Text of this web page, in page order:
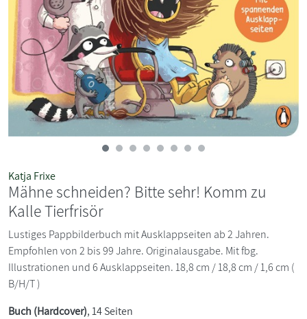
Katja Frixe
Mähne schneiden? Bitte sehr! Komm zu
Kalle Tierfrisör
Lustiges Pappbilderbuch mit Ausklappseiten ab 2 Jahren.
Empfohlen von 2 bis 99 Jahre. Originalausgabe. Mit fbg.
Illustrationen und 6 Ausklappseiten. 18,8 cm / 18,8 cm / 1,6 cm (
B/H/T )
Buch (Hardcover), 14 Seiten